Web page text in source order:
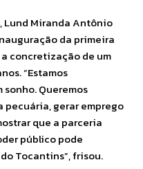
Lund Miranda Antônio
da primeira
concretização de um
“Estamos
Queremos
gerar emprego
que a parceria
público pode
Tocantins”, frisou.